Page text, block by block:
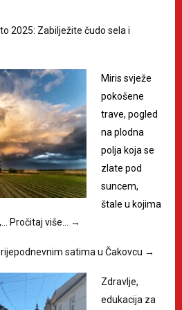
2025: Zabilježite čudo sela i
Miris svježe
pokošene
trave, pogled
na plodna
polja koja se
zlate pod
suncem,
štale u kojima
Pročitaj više… →
satima u Čakovcu →
Zdravlje,
edukacija za